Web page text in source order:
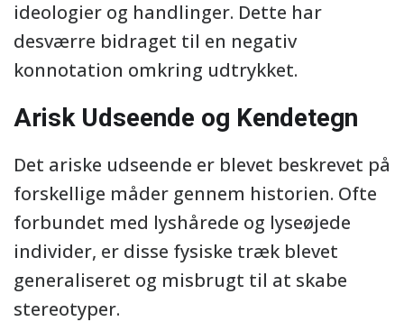
ideologier og handlinger. Dette har
desværre bidraget til en negativ
konnotation omkring udtrykket.
Arisk Udseende og Kendetegn
Det ariske udseende er blevet beskrevet på
forskellige måder gennem historien. Ofte
forbundet med lyshårede og lyseøjede
individer, er disse fysiske træk blevet
generaliseret og misbrugt til at skabe
stereotyper.